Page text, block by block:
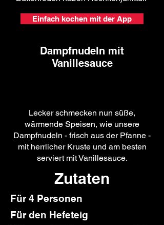
Einfach kochen mit der App
Dampfnudeln mit
Vanillesauce
Lecker schmecken nun süße,
wärmende Speisen, wie unsere
Dampfnudeln - frisch aus der Pfanne -
mit herrlicher Kruste und am besten
serviert mit Vanillesauce.
Zutaten
Für 4 Personen
Für den Hefeteig